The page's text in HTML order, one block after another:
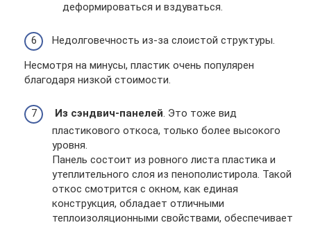
деформироваться и вздуваться.
Недолговечность из-за слоистой структуры.
Несмотря на минусы, пластик очень популярен
благодаря низкой стоимости.
Из сэндвич-панелей. Это тоже вид
пластикового откоса, только более высокого
уровня.
Панель состоит из ровного листа пластика и
утеплительного слоя из пенополистирола. Такой
откос смотрится с окном, как единая
конструкция, обладает отличными
теплоизоляционными свойствами, обеспечивает